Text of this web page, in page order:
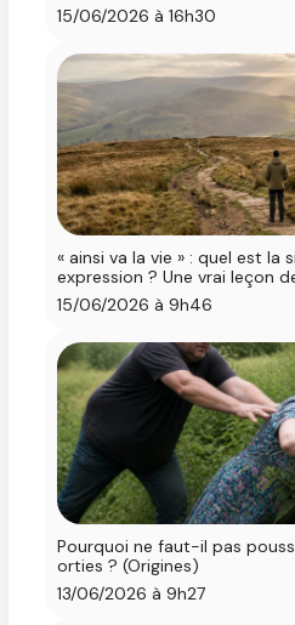
15/06/2026 à 16h30
« ainsi va la vie » : quel est
expression ? Une vrai leçon
15/06/2026 à 9h46
Pourquoi ne faut-il pas
orties ? (Origines)
13/06/2026 à 9h27